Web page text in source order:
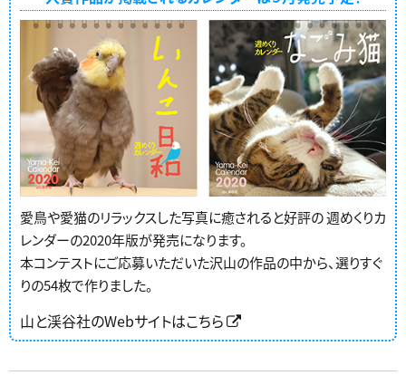
愛鳥や愛猫のリラックスした写真に癒されると好評の週めくりカ
レンダーの2020年版が発売になります。
本コンテストにご応募いただいた沢山の作品の中から、選りすぐ
りの54枚で作りました。
山と渓谷社のWebサイトはこちら